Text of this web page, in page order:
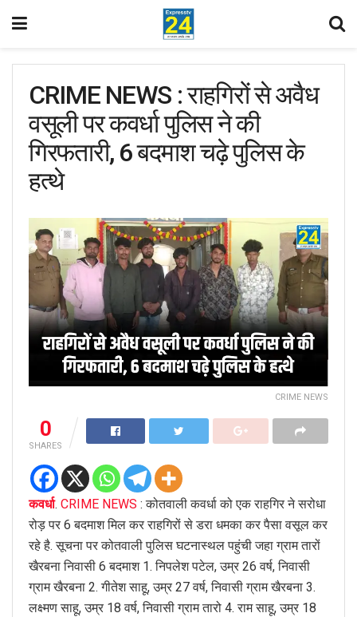
CRIME NEWS : राहगिरों से अवैध
वसूली पर कवर्धा पुलिस ने की
गिरफतारी, 6 बदमाश चढ़े पुलिस के
हत्थे
CRIME NEWS
0
SHARES
कवर्धा. CRIME NEWS : कोतवाली कवर्धा को एक राहगिर ने सरोधा
रोड़ पर 6 बदमाश मिल कर राहगिरों से डरा धमका कर पैसा वसूल कर
रहे है. सूचना पर कोतवाली पुलिस घटनास्थल पहुंची जहा ग्राम तारों
खैरबना निवासी 6 बदमाश 1. निपलेश पटेल, उम्र 26 वर्ष, निवासी
ग्राम खैरबना 2. गीतेश साहू, उम्र 27 वर्ष, निवासी ग्राम खैरबना 3.
लक्ष्मण साहू, उम्र 18 वर्ष, निवासी ग्राम तारो 4. राम साहू, उम्र 18